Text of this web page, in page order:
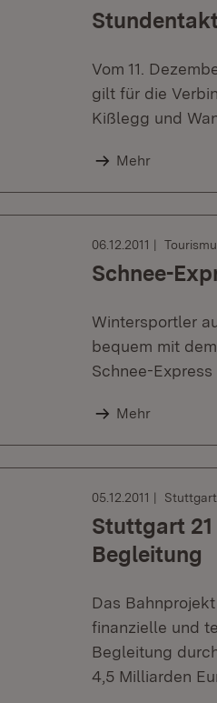
Vom 11.
gilt für die
Kißlegg und
Mehr
06.12.2011
Schnee-
Wintersportler
bequem mit
Schnee-Express
Mehr
05.12.2011 Stuttgart
Stuttgart
Begleitung
Das
finanzielle und
Begleitung
4,5 Milliarden